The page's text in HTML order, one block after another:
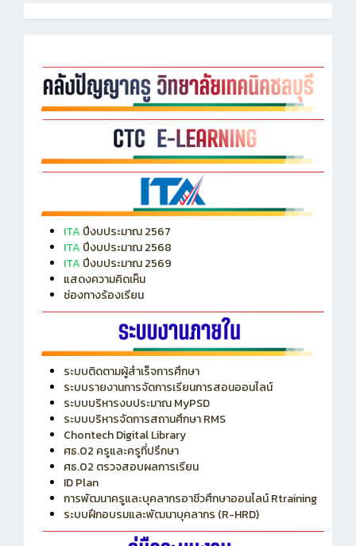
ITA ปีงบประมาณ 2567
ITA ปีงบประมาณ 2568
ITAปีงบประมาณ 2569
แสดงความคิดเห็น
ช่องทางร้องเรียน
ระบบติดตามผู้สำเร็จการศึกษา
ระบบรายงานการจัดการเรียนการสอนออนไลน์
ระบบบริหารงบประมาณ MyPSD
ระบบบริหารจัดการสถานศึกษา RMS
Chontech Digital Library
ศธ.02 ครูและครูที่ปรึกษา
ศธ.02 ตรวจสอบผลการเรียน
ID Plan
การพัฒนาครูและบุคลากรอาชีวศึกษาออนไลน์ Rtraining
ระบบฝึกอบรมและพัฒนาบุคลากร (R-HRD)